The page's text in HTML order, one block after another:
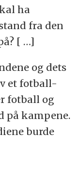
ha
fra den
[ …]
og dets
et fotball-
fotball og
på kampene.
burde